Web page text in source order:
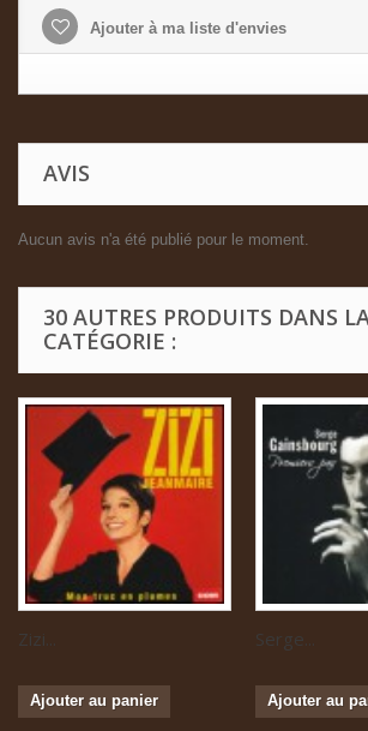
Ajouter à ma liste d'envies
AVIS
Aucun avis n'a été publié pour le moment.
30 AUTRES PRODUITS DANS
CATÉGORIE :
Zizi...
Ajouter au panier
Serge...
Ajouter au